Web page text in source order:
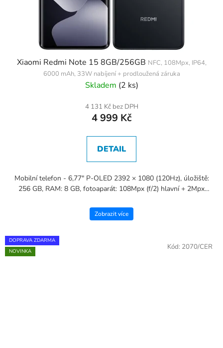
Xiaomi Redmi Note 15 8GB/256GB NFC, 108Mpx, IP64,
6000 mAh, 33W nabíjení + prodloužená záruka
Skladem (2 ks)
4 131 Kč bez DPH
4 999 Kč
DETAIL
Mobilní telefon - 6,77" P-OLED 2392 × 1080 (120Hz), úložiště:
256 GB, RAM: 8 GB, fotoaparát: 108Mpx (f/2) hlavní + 2Mpx
Zobrazit více
DOPRAVA ZDARMA
NOVINKA
Kód: 2070/CER